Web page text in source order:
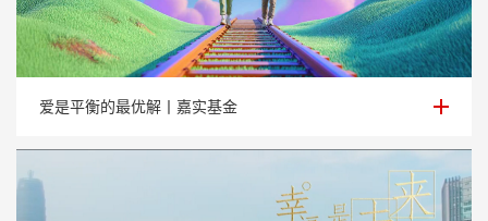
爱是平衡的最优解丨嘉实基金
爱是平衡的最优解丨嘉实基金